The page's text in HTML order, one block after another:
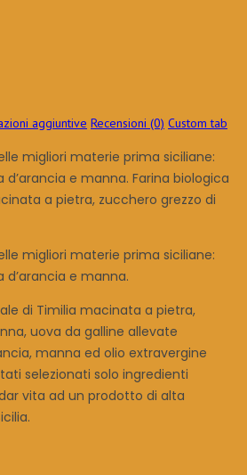
aggiuntive Recensioni (0) Custom tab
migliori materie prima siciliane:
d’arancia e manna. Farina biologica
a pietra, zucchero grezzo di
migliori materie prima siciliane:
d’arancia e manna.
di Timilia macinata a pietra,
uova da galline allevate
manna ed olio extravergine
selezionati solo ingredienti
vita ad un prodotto di alta